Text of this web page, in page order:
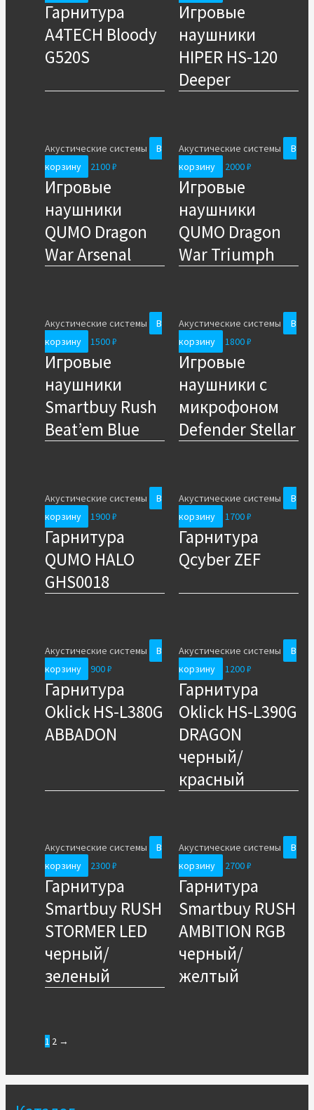
Гарнитура
A4TECH Bloody
G520S
Игровые
наушники
HIPER HS-120
Deeper
Акустические системы
В
корзину
2100₽
Игровые
наушники
QUMO Dragon
War Arsenal
Акустические системы
В
корзину
2000₽
Игровые
наушники
QUMO Dragon
War Triumph
Акустические системы
В
корзину
1500₽
Игровые
наушники
Smartbuy Rush
Beat’em Blue
Акустические системы
В
корзину
1800₽
Игровые
наушники с
микрофоном
Defender Stellar
Акустические системы
В
корзину
1900₽
Гарнитура
QUMO HALO
GHS0018
Акустические системы
В
корзину
1700₽
Гарнитура
Qcyber ZEF
Акустические системы
В
корзину
900₽
Гарнитура
Oklick HS-L380G
ABBADON
Акустические системы
В
корзину
1200₽
Гарнитура
Oklick HS-L390G
DRAGON
черный/
красный
Акустические системы
В
корзину
2300₽
Гарнитура
Smartbuy RUSH
STORMER LED
черный/
зеленый
Акустические системы
В
корзину
2700₽
Гарнитура
Smartbuy RUSH
AMBITION RGB
черный/
желтый
1 2 →